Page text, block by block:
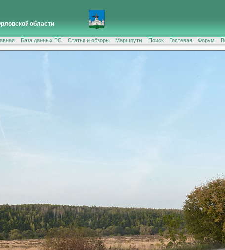
области
База данных ПС Статьи и обзоры Маршруты Поиск Гостевая Форум